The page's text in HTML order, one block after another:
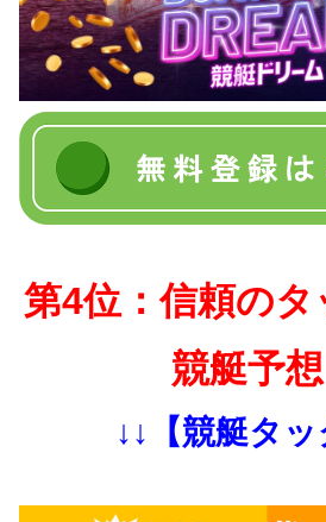
第4位：信頼のタ
競艇予想
↓↓【競艇タッ